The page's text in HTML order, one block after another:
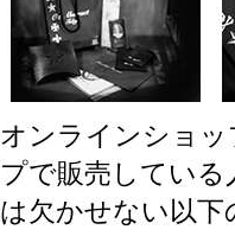
オンラインショ
プで販売してい
は欠かせない以